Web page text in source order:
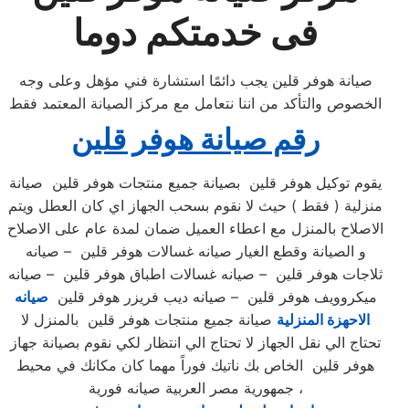
فى خدمتكم دوما
صيانة هوفر قلين يجب دائمًا استشارة فني مؤهل وعلى وجه
الخصوص والتأكد من اننا نتعامل مع مركز الصيانة المعتمد فقط
رقم صيانة هوفر قلين
يقوم توكيل هوفر قلين بصيانة جميع منتجات هوفر قلين صيانة
منزلية ( فقط ) حيث لا نقوم بسحب الجهاز اي كان العطل ويتم
الاصلاح بالمنزل مع اعطاء العميل ضمان لمدة عام على الاصلاح
و الصيانة وقطع الغيار صيانه غسالات هوفر قلين – صيانه
ثلاجات هوفر قلين – صيانه غسالات اطباق هوفر قلين – صيانه
ميكروويف هوفر قلين – صيانه ديب فريزر هوفر قلين صيانه
الاحهزة المنزلية صيانة جميع منتجات هوفر قلين بالمنزل لا
تحتاج الي نقل الجهاز لا تحتاج الي انتظار لكي نقوم بصيانة جهاز
هوفر قلين الخاص بك ناتيك فوراً مهما كان مكانك في محيط
جمهورية مصر العربية صيانه فورية ،